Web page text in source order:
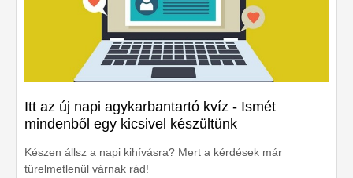
Itt az új napi agykarbantartó kvíz - Ismét
mindenből egy kicsivel készültünk
Készen állsz a napi kihívásra? Mert a kérdések már
türelmetlenül várnak rád!